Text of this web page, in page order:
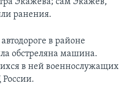
ранения.
в районе
обстреляна машина.
в ней военнослужащих